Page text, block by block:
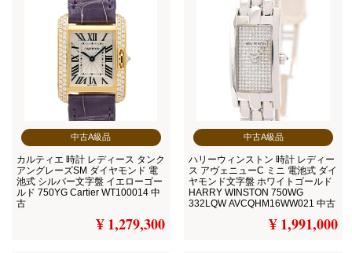
中古A級品
カルティエ 時計 レディース タンク
アングレーズSM ダイヤモンド 電
池式 シルバー文字盤 イエローゴー
ルド 750YG Cartier WT100014 中
古
¥ 1,279,300
中古A級品
ハリーウィンストン 時計 レディー
ス アヴェニューC ミニ 電池式 ダイ
ヤモンド文字盤 ホワイトゴールド
HARRY WINSTON 750WG
332LQW AVCQHM16WW021 中古
¥ 1,991,000